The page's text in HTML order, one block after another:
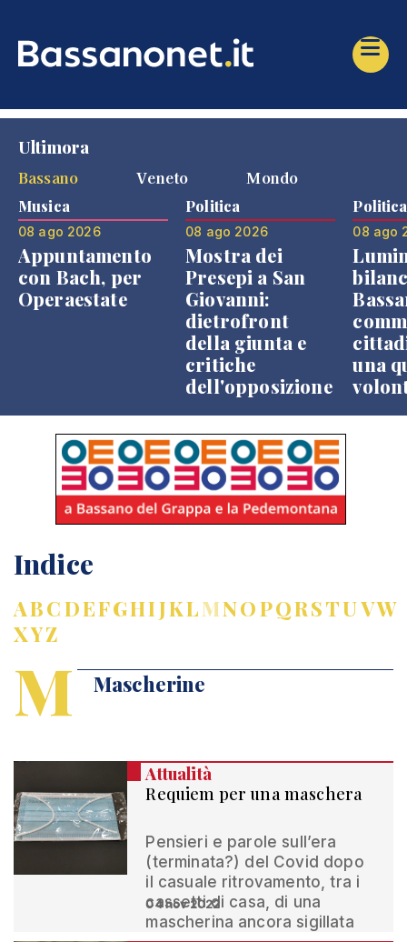
Ultimora
Bassano
Veneto Mondo
Musica
08 ago 2026
Appuntamento
con Bach, per
Operaestate
Politica
08 ago 2026
Mostra dei
Presepi a San
Giovanni:
dietrofront
della giunta e
critiche
dell'opposizione
Politica
08 ago
una
Indice
ABCDEFGHIJKLMNOPQRSTUVW
XYZ
M Mascherine
Attualità
Requiem per una maschera
Pensieri e parole sull’era
(terminata?) del Covid dopo
il casuale ritrovamento, tra i
cassetti di casa, di una
mascherina ancora sigillata
04 nov 2022